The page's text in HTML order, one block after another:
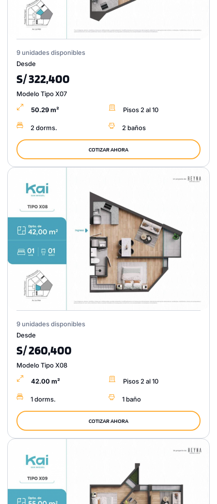
9 unidades disponibles
Desde
S/ 322,400
Modelo Tipo X07
50.29 m² Pisos 2 al 10
2 dorms. 2 baños
COTIZAR AHORA
9 unidades disponibles
Desde
S/ 260,400
Modelo Tipo X08
42.00 m² Pisos 2 al 10
1 dorms. 1 baño
COTIZAR AHORA